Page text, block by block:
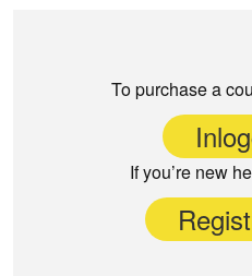
To purchase a
If you’re new